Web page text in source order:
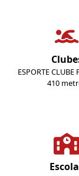
ESPORTE CLUBE
410